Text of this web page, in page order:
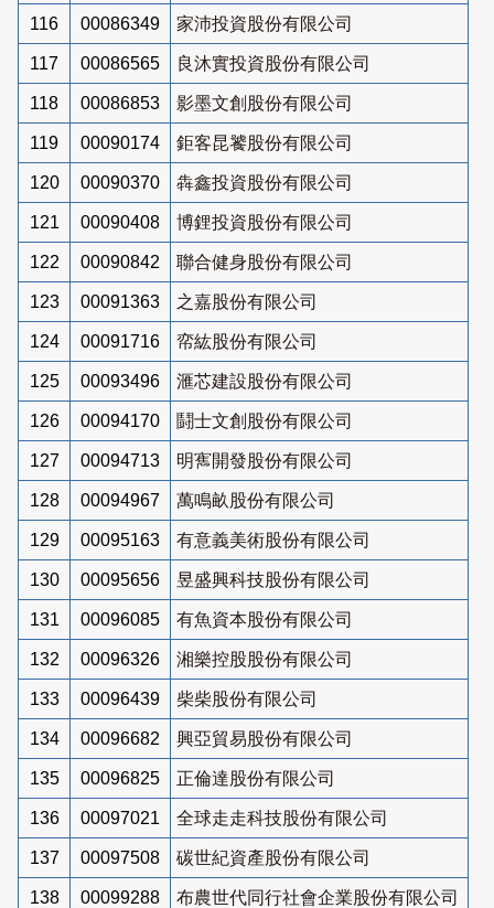
116 00086349 家沛投資股份有限公司
117 00086565 良沐實投資股份有限公司
118 00086853 影墨文創股份有限公司
119 00090174 鉅客昆饕股份有限公司
120 00090370 犇鑫投資股份有限公司
121 00090408 博鋰投資股份有限公司
122 00090842 聯合健身股份有限公司
123 00091363 之嘉股份有限公司
124 00091716 帟紘股份有限公司
125 00093496 滙芯建設股份有限公司
126 00094170 鬪士文創股份有限公司
127 00094713 明寯開發股份有限公司
128 00094967 萬鳴畝股份有限公司
129 00095163 有意義美術股份有限公司
130 00095656 昱盛興科技股份有限公司
131 00096085 有魚資本股份有限公司
132 00096326 湘樂控股股份有限公司
133 00096439 柴柴股份有限公司
134 00096682 興亞貿易股份有限公司
135 00096825 正倫達股份有限公司
136 00097021 全球走走科技股份有限公司
137 00097508 碳世紀資產股份有限公司
138 00099288 布農世代同行社會企業股份有限公司